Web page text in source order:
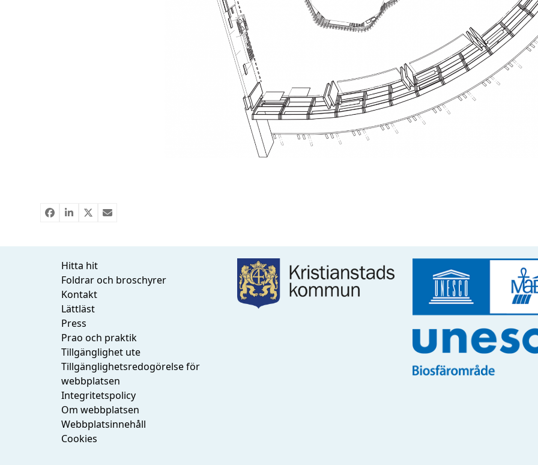
Hitta hit
Foldrar och broschyrer
Kontakt
Lättläst
Press
Prao och praktik
Tillgänglighet ute
Tillgänglighetsredogörelse för
webbplatsen
Integritetspolicy
Om webbplatsen
Webbplatsinnehåll
Cookies